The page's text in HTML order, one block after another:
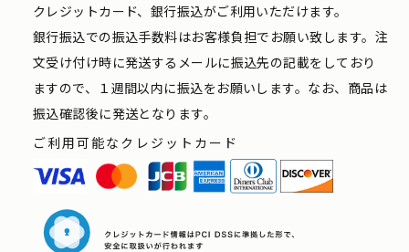
クレジットカード、銀行振込がご利用いただけます。
銀行振込での振込手数料はお客様負担でお願い致します。注
文受け付け時に発送するメールに振込先の記載をしており
ますので、１週間以内に振込をお願いします。なお、商品は
振込確認後に発送となります。
ご利用可能なクレジットカード